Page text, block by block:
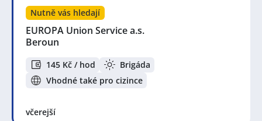
Nutně vás hledají
EUROPA Union Service a.s.
Beroun
145 Kč / hod
Brigáda
Vhodné také pro cizince
včerejší